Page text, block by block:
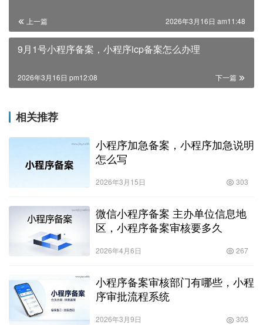
上一篇 2026年3月16日 am11:48
9月1号小程序备案，小程序icp备案怎么办理
下一篇
2026年3月16日 pm12:08
相关推荐
小程序加急备案，小程序加急说明
怎么写
2026年3月15日 303
微信小程序备案 主办单位信息地
区，小程序备案审核要多久
2026年4月6日 267
小程序备案审核部门有哪些，小程
序审批流程系统
2026年3月9日 303